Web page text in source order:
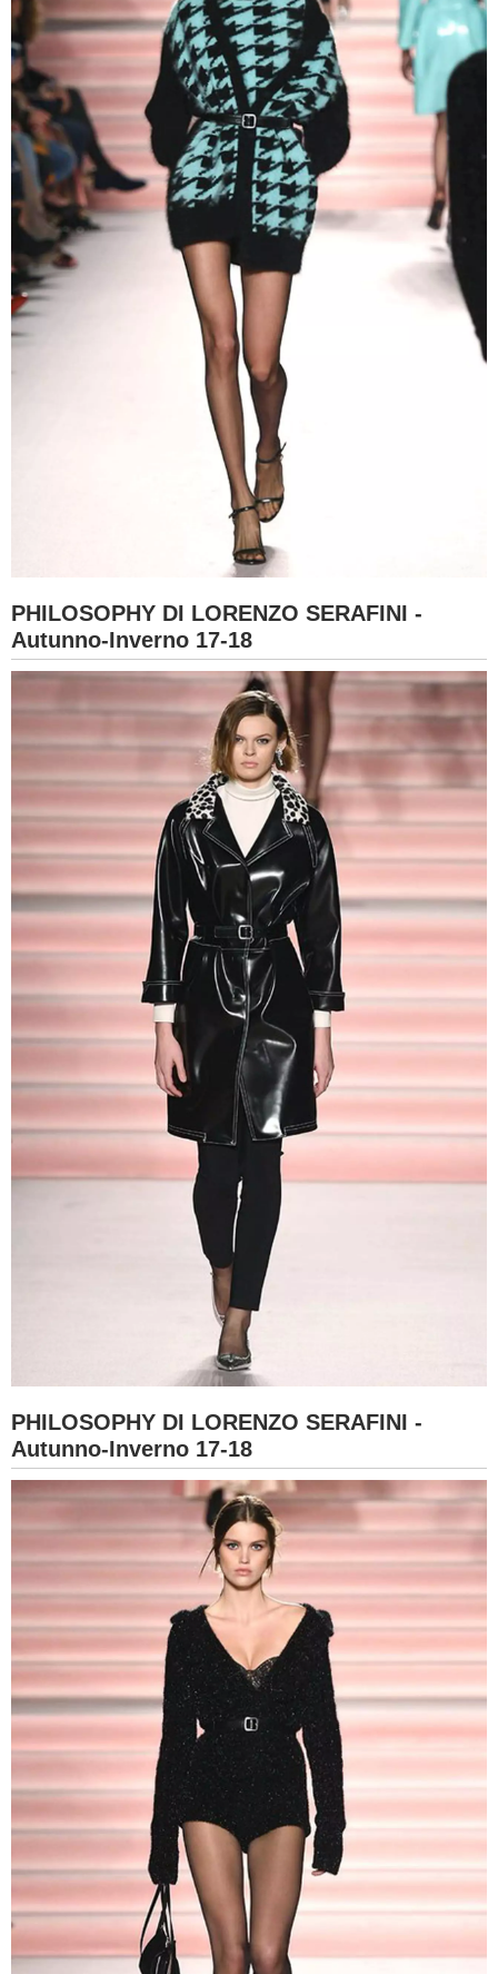
PHILOSOPHY DI LORENZO SERAFINI -
Autunno-Inverno 17-18
PHILOSOPHY DI LORENZO SERAFINI -
Autunno-Inverno 17-18